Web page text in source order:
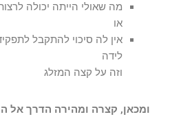
מה שאולי הייתה יכולה
או
אין לה סיכוי להתקבל
לידה
וזה על קצה המזלג
ומכאן, קצרה ומהירה הדרך אל